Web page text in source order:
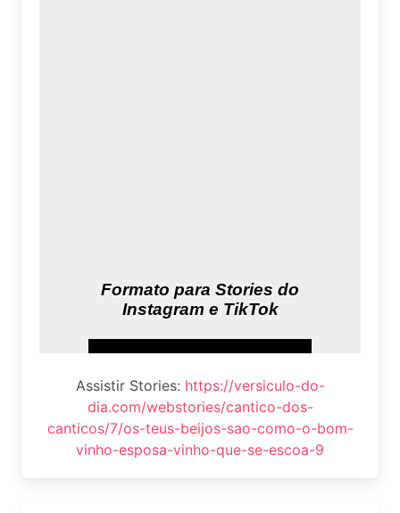
Assistir Stories: https://versiculo-do-
dia.com/webstories/cantico-dos-
canticos/7/os-teus-beijos-sao-como-o-bom-
vinho-esposa-vinho-que-se-escoa-9